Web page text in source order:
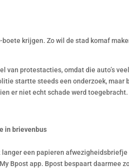
krijgen. Zo wil de stad komaf
van protestacties, omdat die auto’s
startte steeds een onderzoek, maar
er niet echt schade werd toegebracht.
in brievenbus
een papieren afwezigheidsbriefje
Bpost app. Bpost bespaart daarmee